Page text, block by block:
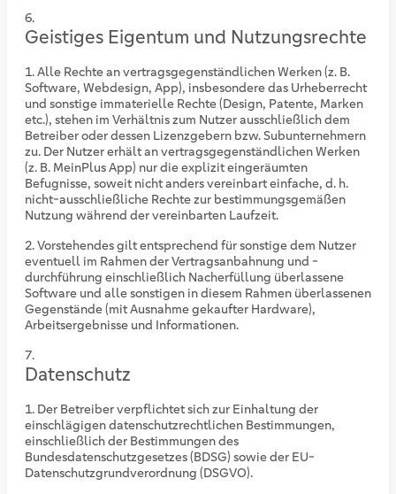
Geistiges Eigentum und Nutzungsrechte
Alle Rechte an vertragsgegenständlichen Werken (z. B.
Software, Webdesign, App), insbesondere das Urheberrecht
und sonstige immaterielle Rechte (Design, Patente, Marken
etc.), stehen im Verhältnis zum Nutzer ausschließlich dem
Betreiber oder dessen Lizenzgebern bzw. Subunternehmern
zu. Der Nutzer erhält an vertragsgegenständlichen Werken
(z. B. MeinPlus App) nur die explizit eingeräumten
Befugnisse, soweit nicht anders vereinbart einfache, d. h.
nicht-ausschließliche Rechte zur bestimmungsgemäßen
Nutzung während der vereinbarten Laufzeit.
Vorstehendes gilt entsprechend für sonstige dem Nutzer
eventuell im Rahmen der Vertragsanbahnung und -
durchführung einschließlich Nacherfüllung überlassene
Software und alle sonstigen in diesem Rahmen überlassenen
Gegenstände (mit Ausnahme gekaufter Hardware),
Arbeitsergebnisse und Informationen.
Datenschutz
Der Betreiber verpflichtet sich zur Einhaltung der
einschlägigen datenschutzrechtlichen Bestimmungen,
einschließlich der Bestimmungen des
Bundesdatenschutzgesetzes (BDSG) sowie der EU-
Datenschutzgrundverordnung (DSGVO).